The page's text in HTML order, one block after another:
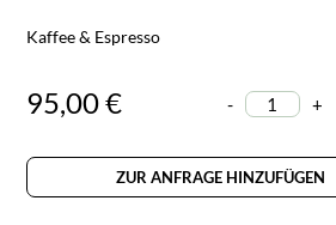
Kaffee & Espresso
95,00 € - +
ZUR ANFRAGE HINZUFÜGEN